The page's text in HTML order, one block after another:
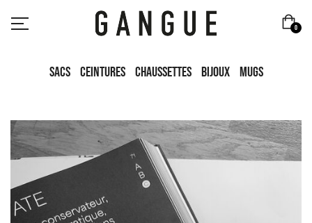
0
Sacs Ceintures Chaussettes Bijoux Mugs